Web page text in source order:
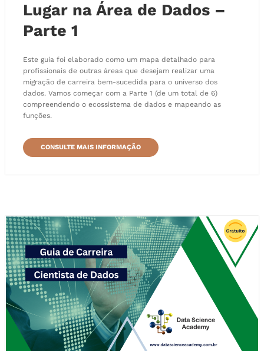
Lugar na Área de Dados –
Parte 1
Este guia foi elaborado como um mapa detalhado para
profissionais de outras áreas que desejam realizar uma
migração de carreira bem-sucedida para o universo dos
dados. Vamos começar com a Parte 1 (de um total de 6)
compreendendo o ecossistema de dados e mapeando as
funções.
CONSULTE MAIS INFORMAÇÃO